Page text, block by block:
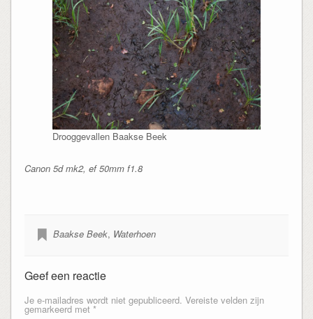
Drooggevallen Baakse Beek
Canon 5d mk2, ef 50mm f1.8
Baakse Beek, Waterhoen
Geef een reactie
Je e-mailadres wordt niet gepubliceerd. Vereiste velden zijn
gemarkeerd met *